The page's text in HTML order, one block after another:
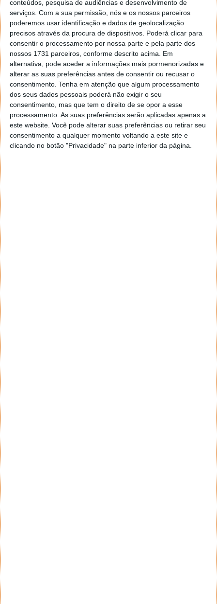
conteúdos, pesquisa de audiências e desenvolvimento de
serviços. Com a sua permissão, nós e os nossos parceiros
poderemos usar identificação e dados de geolocalização
precisos através da procura de dispositivos. Poderá clicar para
consentir o processamento por nossa parte e pela parte dos
nossos 1731 parceiros, conforme descrito acima. Em
alternativa, pode aceder a informações mais pormenorizadas e
alterar as suas preferências antes de consentir ou recusar o
consentimento. Tenha em atenção que algum processamento
dos seus dados pessoais poderá não exigir o seu
consentimento, mas que tem o direito de se opor a esse
processamento. As suas preferências serão aplicadas apenas a
este website. Você pode alterar suas preferências ou retirar seu
consentimento a qualquer momento voltando a este site e
clicando no botão "Privacidade" na parte inferior da página.
BLACKBERRY PLAYBOOK
ABlackBerry, marca da empresa canadiana RIM que
tem uma carreira de sucesso nos Estados Unidos,
dentro da área de dispositivos móveis de
comunicação ao nível profissional, viu neste
segmento uma forte oportunidade de estender a sua
oferta. O projecto BlackBerry PlayBook,anunciado
há uma semana atrás , tem muito bom aspecto e
certamente que a RIM não deixará o mercado